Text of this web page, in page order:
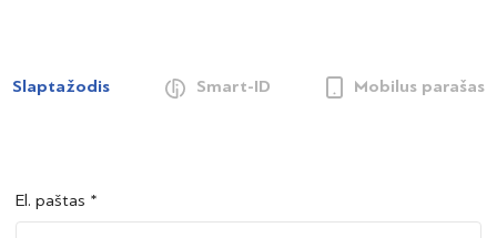
Slaptažodis Smart-ID Mobilus parašas
Šalis *
Šalis *
El. paštas *